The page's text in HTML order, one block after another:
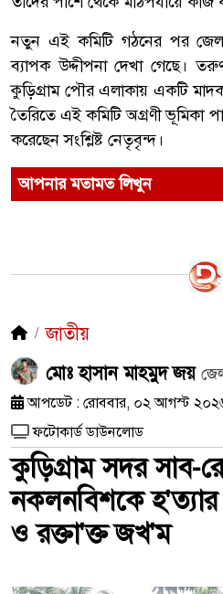
নতুন এই কমিটি গঠনের পর জেলার
ব্যাপক উদ্দীপনা দেখা গেছে।
কুড়িগ্রাম পৌর এলাকায় একটি
তৈরিতে এই কমিটি অগ্রণী ভূমিকা
করেছেন সংশ্লিষ্ট নেতৃবৃন্দ।
আপনার মতামত লিখুন
জাতীয়
মোঃ হাসান মাহমুদ জয়
আপডেট : রোববার, ০২ আগস্ট
ফটোকার্ড ডাউনলোড
কুড়িগ্রাম সদর সাব-
নকলনবিশকে হ'ত্যার
ও রক্তা'ক্ত জখ'ম